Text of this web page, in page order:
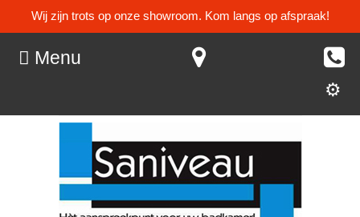
Wij zijn trots op onze showroom. Kom langs op afspraak!
Menu